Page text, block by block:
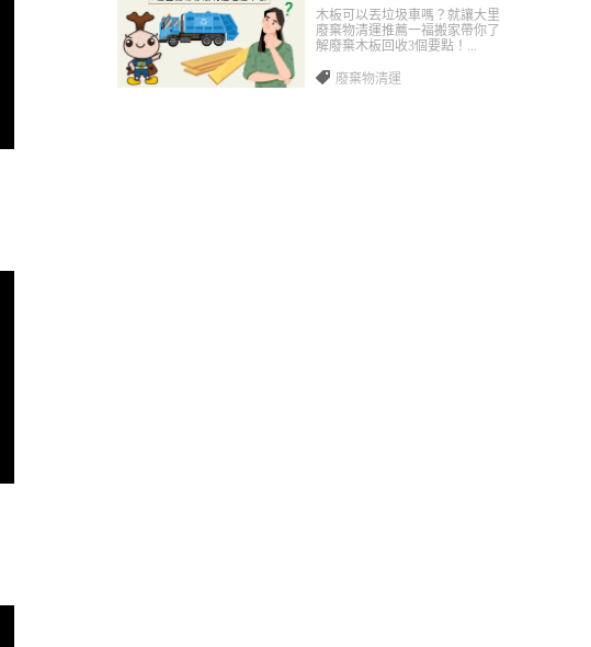
廢棄物清運
木板可以丟垃圾車嗎？就讓大里
廢棄物清運推薦一福搬家帶你了
解廢棄木板回收3個要點！...